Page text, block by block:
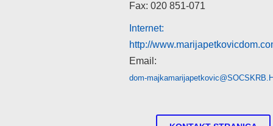
Fax: 020 851-071
Internet:
http://
Email:
dom-